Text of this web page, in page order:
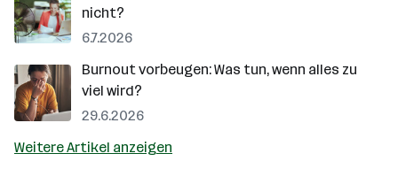
nicht?
6.7.2026
Burnout vorbeugen: Was tun, wenn alles zu
viel wird?
29.6.2026
Weitere Artikel anzeigen